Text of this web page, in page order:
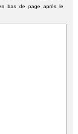
bas de page après le